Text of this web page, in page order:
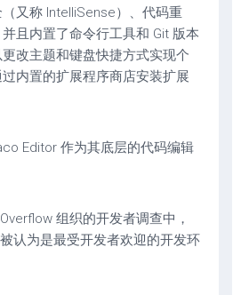
又称 IntelliSense）、代码重
且内置了命令行工具和 Git 版本
改主题和键盘快捷方式实现个
内置的扩展程序商店安装扩展
Editor 作为其底层的代码编辑
组织的开发者调查中，
认为是最受开发者欢迎的开发环